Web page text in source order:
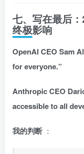
七、写在最后
终极影响
OpenAI CEO Sam
for everyone.”
Anthropic CEO
accessible to all
我的判断 ：